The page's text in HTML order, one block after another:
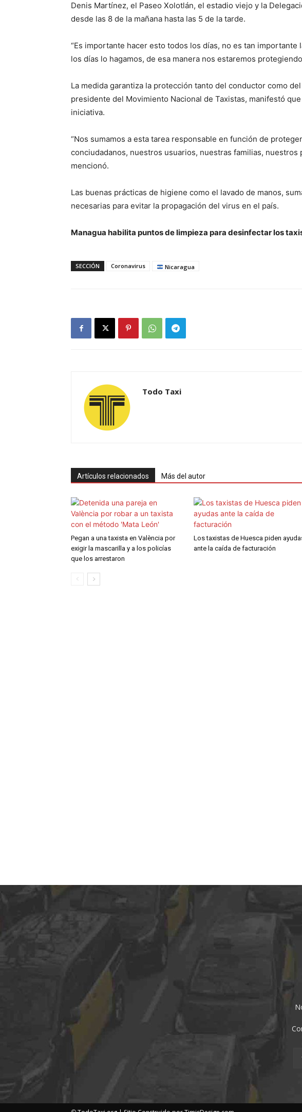
Denis Martínez, el Paseo Xolotlán, el estadio viejo y la
desde las 8 de la mañana hasta las 5 de la tarde.
“Es importante hacer esto todos los días, no es tan
los días lo hagamos, de esa manera nos estaremos
La medida garantiza la protección tanto del conductor como
presidente del Movimiento Nacional de Taxistas, manifestó
iniciativa.
“Nos sumamos a esta tarea responsable en función de
conciudadanos, nuestros usuarios, nuestras familias, nuestros
mencionó.
Las buenas prácticas de higiene como el lavado de manos,
necesarias para evitar la propagación del virus en el país.
Managua habilita puntos de limpieza para desinfectar los
SECCIÓN Coronavirus Nicaragua
Todo Taxi
Artículos relacionados Más del autor
Pegan a una taxista en València por
exigir la mascarilla y a los policías
que los arrestaron
Los taxistas de Huesca piden
ante la caída de facturación